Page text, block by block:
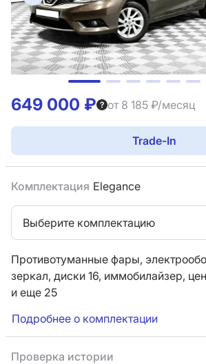
649 000 ₽ от 8 185 ₽/месяц
Trade-In
Комплектация Elegance
Выберите комплектацию
Противотуманные фары,
зеркал, диски 16, иммобилайзер,
и еще 25
Подробнее о комплектации
Проверка истории